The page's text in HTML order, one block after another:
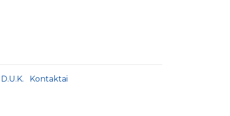
D.U.K.
Kontaktai